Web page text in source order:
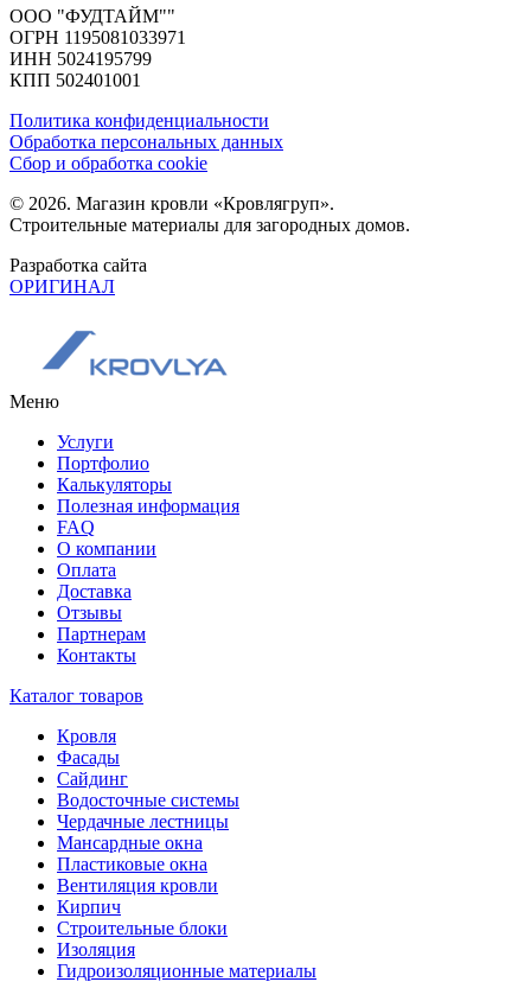
ООО "ФУДТАЙМ""
ОГРН 1195081033971
ИНН 5024195799
КПП 502401001
Политика конфиденциальности
Обработка персональных данных
Сбор и обработка cookie
© 2026. Магазин кровли «Кровлягруп».
Строительные материалы для загородных домов.
Разработка сайта
ОРИГИНАЛ
Меню
Услуги
Портфолио
Калькуляторы
Полезная информация
FAQ
О компании
Оплата
Доставка
Отзывы
Партнерам
Контакты
Каталог товаров
Кровля
Фасады
Сайдинг
Водосточные системы
Чердачные лестницы
Мансардные окна
Пластиковые окна
Вентиляция кровли
Кирпич
Строительные блоки
Изоляция
Гидроизоляционные материалы